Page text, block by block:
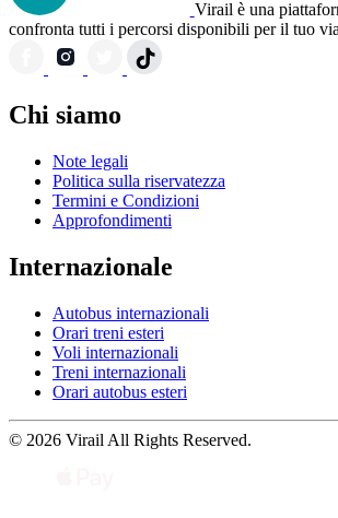
Virail è una
confronta tutti i percorsi disponibili per il tuo
Chi siamo
Note legali
Politica sulla riservatezza
Termini e Condizioni
Approfondimenti
Internazionale
Autobus internazionali
Orari treni esteri
Voli internazionali
Treni internazionali
Orari autobus esteri
© 2026 Virail All Rights Reserved.